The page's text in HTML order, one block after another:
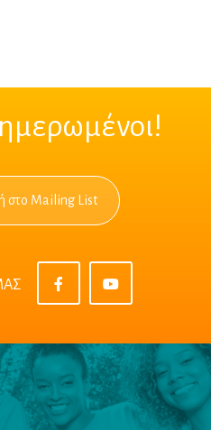
στο Mailing List